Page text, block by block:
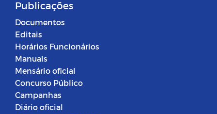
Publicações
Documentos
Editais
Horários Funcionários
Manuais
Mensário oficial
Concurso Público
Campanhas
Diário oficial